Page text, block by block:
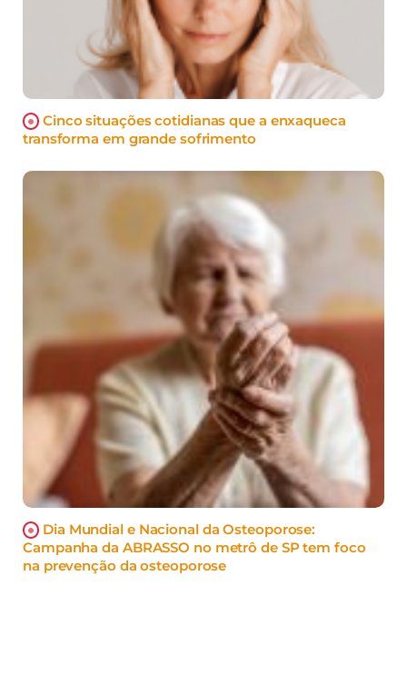
Cinco situações cotidianas que a enxaqueca
transforma em grande sofrimento
Dia Mundial e Nacional da Osteoporose:
Campanha da ABRASSO no metrô de SP tem foco
na prevenção da osteoporose